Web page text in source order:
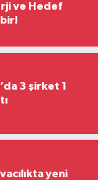
ve Hedef
1
yeni